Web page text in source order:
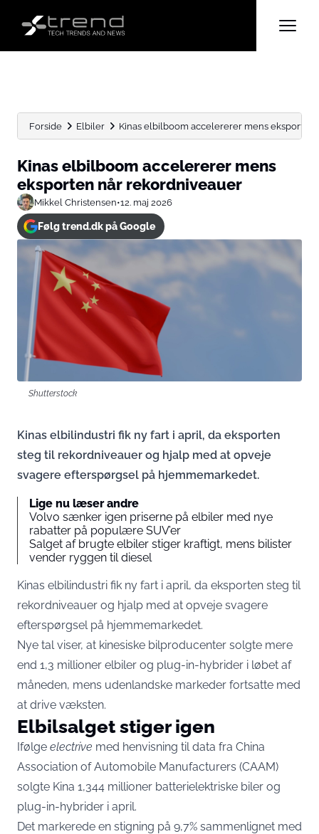
Forside Elbiler Kinas elbilboom accelererer mens eksporten
Kinas elbilboom accelererer mens
eksporten når rekordniveauer
Mikkel Christensen•12. maj 2026
Følg trend.dk på Google
Shutterstock
Kinas elbilindustri fik ny fart i april, da eksporten
steg til rekordniveauer og hjalp med at opveje
svagere efterspørgsel på hjemmemarkedet.
Lige nu læser andre
Volvo sænker igen priserne på elbiler med nye
rabatter på populære SUV’er
Salget af brugte elbiler stiger kraftigt, mens bilister
vender ryggen til diesel
Kinas elbilindustri fik ny fart i april, da eksporten steg til
rekordniveauer og hjalp med at opveje svagere
efterspørgsel på hjemmemarkedet.
Nye tal viser, at kinesiske bilproducenter solgte mere
end 1,3 millioner elbiler og plug-in-hybrider i løbet af
måneden, mens udenlandske markeder fortsatte med
at drive væksten.
Elbilsalget stiger igen
Ifølge electrive med henvisning til data fra China
Association of Automobile Manufacturers (CAAM)
solgte Kina 1,344 millioner batterielektriske biler og
plug-in-hybrider i april.
Det markerede en stigning på 9,7% sammenlignet med